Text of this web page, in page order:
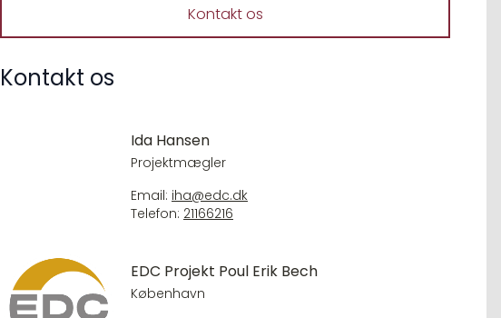
Kontakt os
Kontakt os
Ida Hansen
Projektmægler
Email: iha@edc.dk
Telefon: 21166216
EDC Projekt Poul Erik Bech
København